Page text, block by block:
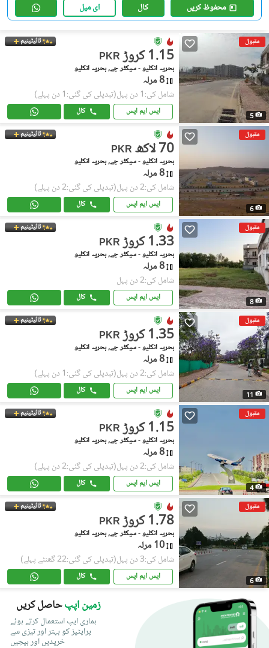
محفوظ کریں کال ای میل
مقبول
5
ٹائیٹینیم
PKR 1.15 کروڑ
بحریہ انکلیو - سیکٹر جے, بحریہ انکلیو
8 مرلہ
شامل کی:1 دن پہل (تبدیلی کی گئی:1 دن پہلے)
ایس ایم ایس کال
مقبول
6
ٹائیٹینیم
PKR 70 لاکھ
بحریہ انکلیو - سیکٹر جے, بحریہ انکلیو
8 مرلہ
شامل کی:2 دن پہل (تبدیلی کی گئی:2 دن پہلے)
ایس ایم ایس کال
مقبول
8
ٹائیٹینیم
PKR 1.33 کروڑ
بحریہ انکلیو - سیکٹر جے, بحریہ انکلیو
8 مرلہ
شامل کی:2 دن پہل
ایس ایم ایس کال
مقبول
11
ٹائیٹینیم
PKR 1.35 کروڑ
بحریہ انکلیو - سیکٹر جے, بحریہ انکلیو
8 مرلہ
شامل کی:2 دن پہل (تبدیلی کی گئی:1 دن پہلے)
ایس ایم ایس کال
مقبول
4
ٹائیٹینیم
PKR 1.15 کروڑ
بحریہ انکلیو - سیکٹر جے, بحریہ انکلیو
8 مرلہ
شامل کی:2 دن پہل (تبدیلی کی گئی:2 دن پہلے)
ایس ایم ایس کال
مقبول
6
ٹائیٹینیم
PKR 1.78 کروڑ
بحریہ انکلیو - سیکٹر جے, بحریہ انکلیو
10 مرلہ
شامل کی:3 دن پہل (تبدیلی کی گئی:22 گھنٹے پہلے)
ایس ایم ایس کال
زمین اپپحاصل کریں
ہماری ایپ استعمال کرتے ہوئے
پراپٹیز کو بہتر اور تیزی سے
خریدیں اور بیچیں